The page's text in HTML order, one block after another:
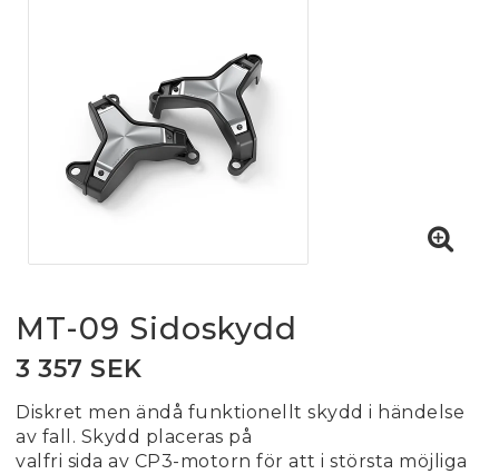
MT-09 Sidoskydd
3 357 SEK
Diskret men ändå funktionellt skydd i händelse
av fall. Skydd placeras på
valfri sida av CP3-motorn för att i största möjliga